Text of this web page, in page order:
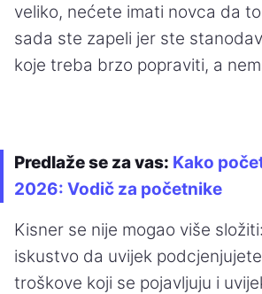
veliko, nećete imati novca da
sada ste zapeli jer ste
koje treba brzo popraviti, a
Predlaže se za vas: Kako
2026: Vodič za početnike
Kisner se nije mogao više
iskustvo da uvijek
troškove koji se pojavljuju i